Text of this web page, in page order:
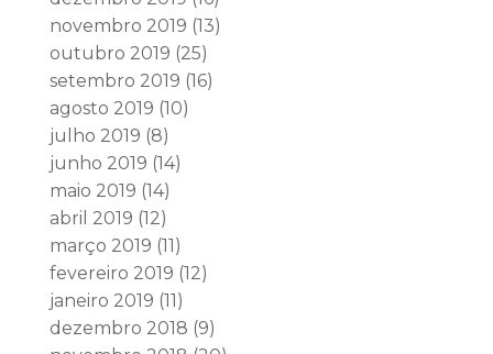
novembro 2019 (13)
outubro 2019 (25)
setembro 2019 (16)
agosto 2019 (10)
julho 2019 (8)
junho 2019 (14)
maio 2019 (14)
abril 2019 (12)
março 2019 (11)
fevereiro 2019 (12)
janeiro 2019 (11)
dezembro 2018 (9)